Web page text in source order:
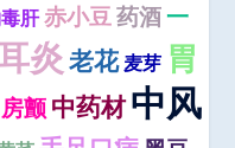
肝赤小豆药酒一
炎老花麦芽 胃
房颤中药材中风